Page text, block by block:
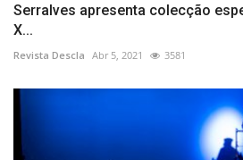
Serralves apresenta colecção
X...
Revista Descla Abr 5, 2021 3581